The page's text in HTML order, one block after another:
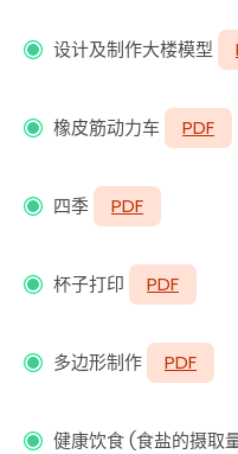
设计及制作大楼模型
橡皮筋动力车 PDF
四季 PDF
杯子打印 PDF
多边形制作 PDF
健康饮食 (食盐的摄取